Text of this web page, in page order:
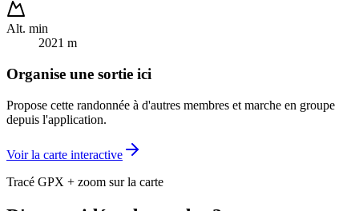
Alt. min
2021 m
Organise une sortie ici
Propose cette randonnée à d'autres membres et marche en groupe
depuis l'application.
Voir la carte interactive
Tracé GPX + zoom sur la carte